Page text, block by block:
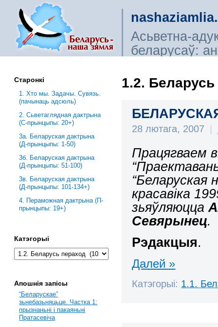
Асьветна-
беларусаў:
1.2.
28 лютага, 2007 |
Працягваем
“Беларуская
красавіка
зьяўляюцца
Севярынец.
Рэдакцыя.
Далей »
Катэгорыі: 1.1.
Старонкі
1. Хто мы. Задачы. Сувязь.
(пачынаць адсюль)
2. Сьветаглядная дактрына
(С-прынцыпы: 20+)
3a. Беларуская дактрына
(Д-прынцыпы: 1-50)
3б. Беларуская дактрына
(Д-прынцыпы: 51-100)
3в. Беларуская дактрына
(Д-прынцыпы: 101-134+)
4. Пераможная дактрына (П-
прынцыпы: 19+)
Катэгорыі
Апошнія запісы
“Беларускае”
зьнебазьняцьце. Частка 1:
прызнаньні і пакаяньні
Пратасевіча